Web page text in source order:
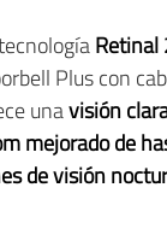
Retinal
Plus con
unavisión
mejorado de
de visión